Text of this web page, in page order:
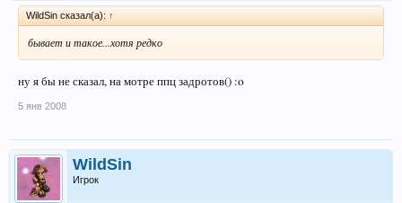
WildSin сказал(а): ↑
бывает и такое...хотя редко
ну я бы не сказал, на мотре ппц задротов() :o
5 янв 2008
WildSin
Игрок